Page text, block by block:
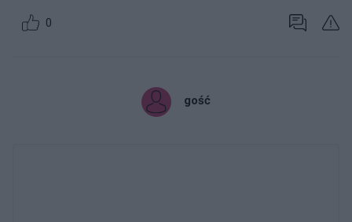
0
gość